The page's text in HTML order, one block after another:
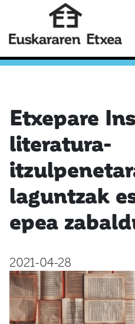
Etxepare
literatura-
laguntzak
epea
2021-04-28